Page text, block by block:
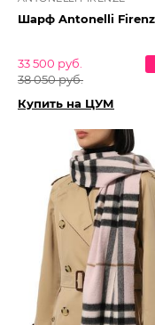
Шарф Antonelli
33 500 руб.
38 050 руб.
Купить на ЦУМ